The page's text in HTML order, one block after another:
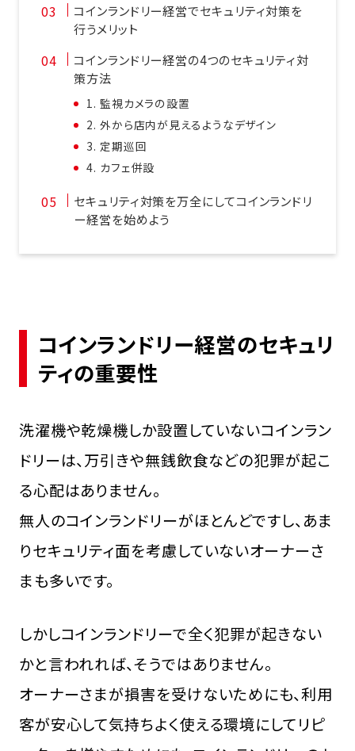
コインランドリー経営でセキュリティ対策を
行うメリット
コインランドリー経営の4つのセキュリティ対
策方法
1. 監視カメラの設置
2. 外から店内が見えるようなデザイン
3. 定期巡回
4. カフェ併設
セキュリティ対策を万全にしてコインランドリ
ー経営を始めよう
コインランドリー経営のセキュリ
ティの重要性
洗濯機や乾燥機しか設置していないコインラン
ドリーは、万引きや無銭飲食などの犯罪が起こ
る心配はありません。
無人のコインランドリーがほとんどですし、あま
りセキュリティ面を考慮していないオーナーさ
まも多いです。
しかしコインランドリーで全く犯罪が起きない
かと言われれば、そうではありません。
オーナーさまが損害を受けないためにも、利用
客が安心して気持ちよく使える環境にしてリピ